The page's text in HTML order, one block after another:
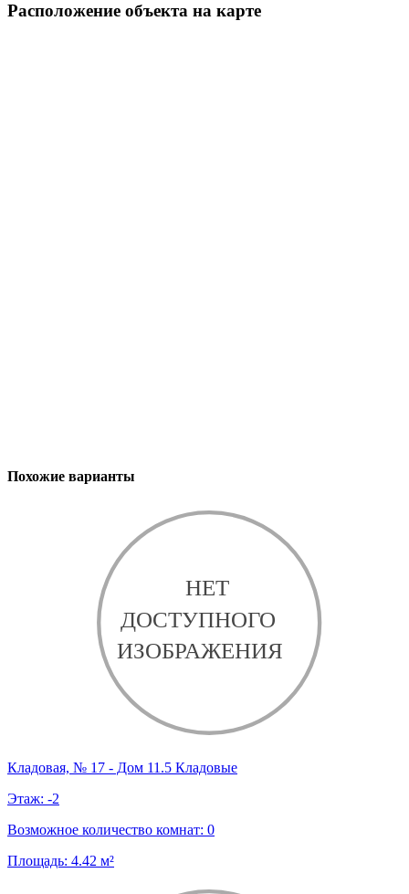
Расположение объекта на карте
Похожие варианты
Кладовая, № 17 - Дом 11.5 Кладовые
Этаж: -2
Возможное количество комнат: 0
Площадь: 4.42 м²